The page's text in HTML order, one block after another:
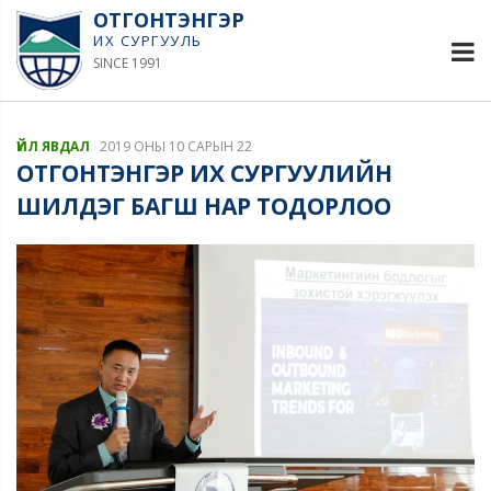
ОТГОНТЭНГЭР
ИХ СУРГУУЛЬ
SINCE 1991
ҮЙЛ ЯВДАЛ 2019 ОНЫ 10 САРЫН 22
ОТГОНТЭНГЭР ИХ СУРГУУЛИЙН
ШИЛДЭГ БАГШ НАР ТОДОРЛОО